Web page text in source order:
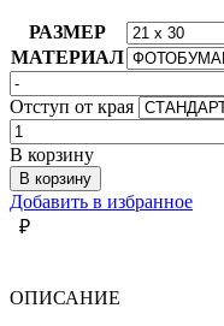
РАЗМЕР
МАТЕРИАЛ
Отступ от края
Количество
товара
СИМВОЛ
ЭНСО
В корзину
В корзину
Добавить в избранное
₽
ОПИСАНИЕ